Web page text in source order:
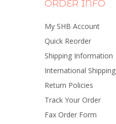
ORDER INFO
My SHB Account
Quick Reorder
Shipping Information
International Shipping
Return Policies
Track Your Order
Fax Order Form